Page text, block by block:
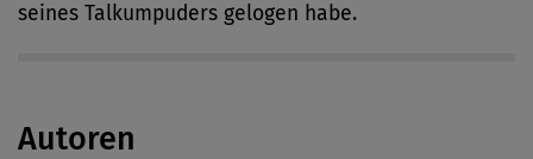
seines Talkumpuders gelogen habe.
Autoren